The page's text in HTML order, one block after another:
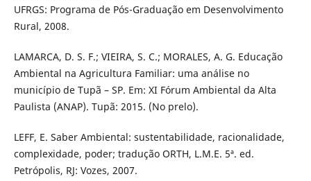
UFRGS: Programa de Pós-Graduação em Desenvolvimento
Rural, 2008.
LAMARCA, D. S. F.; VIEIRA, S. C.; MORALES, A. G. Educação
Ambiental na Agricultura Familiar: uma análise no
município de Tupã – SP. Em: XI Fórum Ambiental da Alta
Paulista (ANAP). Tupã: 2015. (No prelo).
LEFF, E. Saber Ambiental: sustentabilidade, racionalidade,
complexidade, poder; tradução ORTH, L.M.E. 5ª. ed.
Petrópolis, RJ: Vozes, 2007.